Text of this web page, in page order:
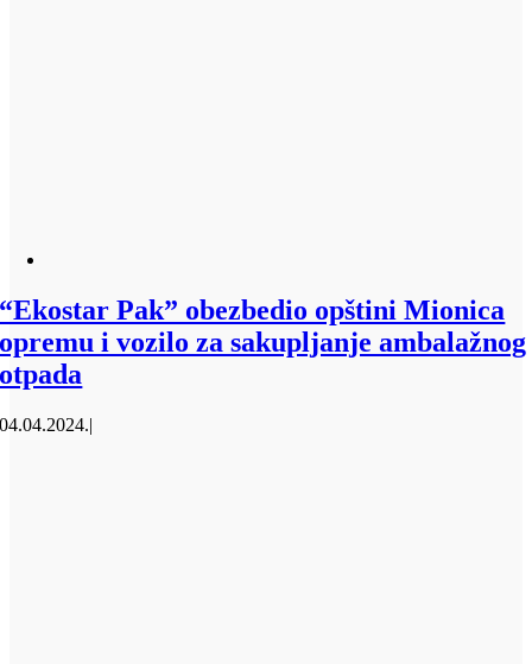
“Ekostar Pak” obezbedio opštini Mionica
opremu i vozilo za sakupljanje ambalažnog
otpada
04.04.2024.|